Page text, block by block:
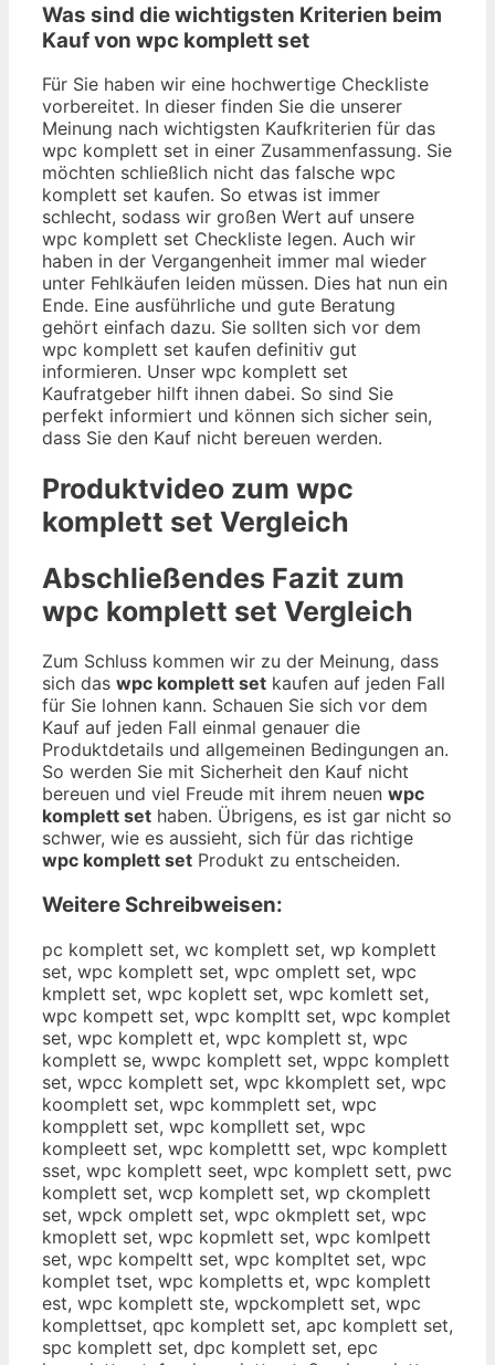
Was sind die wichtigsten Kriterien beim
Kauf von wpc komplett set
Für Sie haben wir eine hochwertige Checkliste
vorbereitet. In dieser finden Sie die unserer
Meinung nach wichtigsten Kaufkriterien für das
wpc komplett set in einer Zusammenfassung. Sie
möchten schließlich nicht das falsche wpc
komplett set kaufen. So etwas ist immer
schlecht, sodass wir großen Wert auf unsere
wpc komplett set Checkliste legen. Auch wir
haben in der Vergangenheit immer mal wieder
unter Fehlkäufen leiden müssen. Dies hat nun ein
Ende. Eine ausführliche und gute Beratung
gehört einfach dazu. Sie sollten sich vor dem
wpc komplett set kaufen definitiv gut
informieren. Unser wpc komplett set
Kaufratgeber hilft ihnen dabei. So sind Sie
perfekt informiert und können sich sicher sein,
dass Sie den Kauf nicht bereuen werden.
Produktvideo zum wpc
komplett set Vergleich
Abschließendes Fazit zum
wpc komplett set Vergleich
Zum Schluss kommen wir zu der Meinung, dass
sich das wpc komplett set kaufen auf jeden Fall
für Sie lohnen kann. Schauen Sie sich vor dem
Kauf auf jeden Fall einmal genauer die
Produktdetails und allgemeinen Bedingungen an.
So werden Sie mit Sicherheit den Kauf nicht
bereuen und viel Freude mit ihrem neuen wpc
komplett set haben. Übrigens, es ist gar nicht so
schwer, wie es aussieht, sich für das richtige
wpc komplett set Produkt zu entscheiden.
Weitere Schreibweisen:
pc komplett set, wc komplett set, wp komplett
set, wpc komplett set, wpc omplett set, wpc
kmplett set, wpc koplett set, wpc komlett set,
wpc kompett set, wpc kompltt set, wpc komplet
set, wpc komplett et, wpc komplett st, wpc
komplett se, wwpc komplett set, wppc komplett
set, wpcc komplett set, wpc kkomplett set, wpc
koomplett set, wpc kommplett set, wpc
kompplett set, wpc kompllett set, wpc
kompleett set, wpc komplettt set, wpc komplett
sset, wpc komplett seet, wpc komplett sett, pwc
komplett set, wcp komplett set, wp ckomplett
set, wpck omplett set, wpc okmplett set, wpc
kmoplett set, wpc kopmlett set, wpc komlpett
set, wpc kompeltt set, wpc kompltet set, wpc
komplet tset, wpc kompletts et, wpc komplett
est, wpc komplett ste, wpckomplett set, wpc
komplettset, qpc komplett set, apc komplett set,
spc komplett set, dpc komplett set, epc